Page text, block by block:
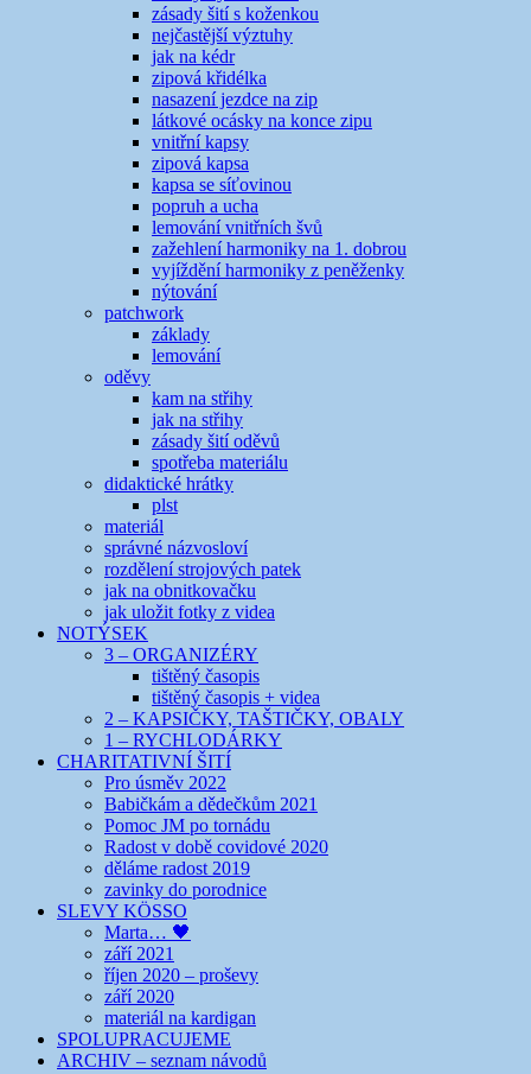
zásady šití s koženkou
nejčastější výztuhy
jak na kédr
zipová křidélka
nasazení jezdce na zip
látkové ocásky na konce zipu
vnitřní kapsy
zipová kapsa
kapsa se síťovinou
popruh a ucha
lemování vnitřních švů
zažehlení harmoniky na 1. dobrou
vyjíždění harmoniky z peněženky
nýtování
patchwork
základy
lemování
oděvy
kam na střihy
jak na střihy
zásady šití oděvů
spotřeba materiálu
didaktické hrátky
plst
materiál
správné názvosloví
rozdělení strojových patek
jak na obnitkovačku
jak uložit fotky z videa
NOTÝSEK
3 – ORGANIZÉRY
tištěný časopis
tištěný časopis + videa
2 – KAPSIČKY, TAŠTIČKY, OBALY
1 – RYCHLODÁRKY
CHARITATIVNÍ ŠITÍ
Pro úsměv 2022
Babičkám a dědečkům 2021
Pomoc JM po tornádu
Radost v době covidové 2020
děláme radost 2019
zavinky do porodnice
SLEVY KÖSSO
Marta… 🖤
září 2021
říjen 2020 – proševy
září 2020
materiál na kardigan
SPOLUPRACUJEME
ARCHIV – seznam návodů